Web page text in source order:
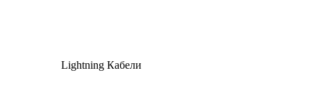
Lightning Кабели